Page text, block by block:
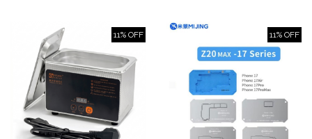
11% OFF 11% OFF